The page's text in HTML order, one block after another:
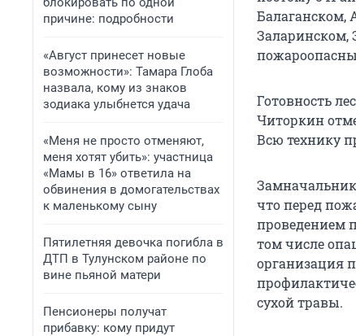
причине: подробности
«Август принесет новые
возможности»: Тамара Глоба
назвала, кому из знаков
зодиака улыбнется удача
«Меня не просто отменяют,
меня хотят убить»: участница
«Мамы в 16» ответила на
обвинения в домогательствах
к маленькому сыну
Пятилетняя девочка погибла в
ДТП в Тулунском районе по
вине пьяной матери
Пенсионеры получат
прибавку: кому придут
Балаганском,
Заларинском,
Готовность
Читоркин
Всю технику
что перед
проведением
том числе
организация
сухой травы.